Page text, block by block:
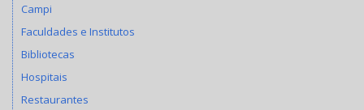
Campi
Faculdades e Institutos
Bibliotecas
Hospitais
Restaurantes